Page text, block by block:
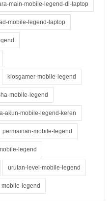
main-mobile-legend-di-laptop
mobile-legend-laptop
kiosgamer-mobile-legend
mobile-legend
akun-mobile-legend-keren
permainan-mobile-legend
legend
urutan-level-mobile-legend
mobile-legend